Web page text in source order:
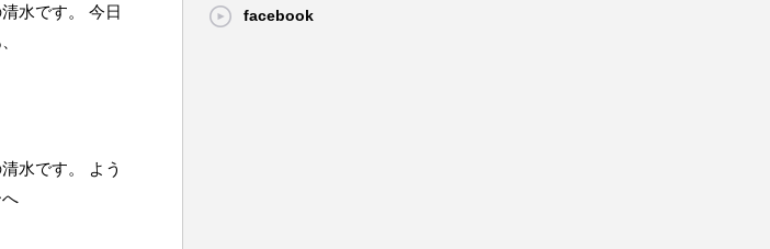
水です。 今日
水です。 よう
facebook